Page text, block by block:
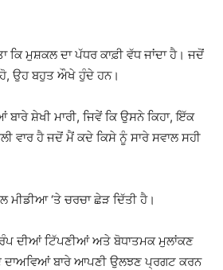
ਕਿ ਮੁਸ਼ਕਲ ਦਾ ਪੱਧਰ ਕਾਫ਼ੀ ਵੱਧ ਜਾਂਦਾ ਹੈ। ਜਦੋਂ
ਉਹ ਬਹੁਤ ਔਖੇ ਹੁੰਦੇ ਹਨ।
ਸ਼ੇਖੀ ਮਾਰੀ, ਜਿਵੇਂ ਕਿ ਉਸਨੇ ਕਿਹਾ, ਇੱਕ
ਵਾਰ ਹੈ ਜਦੋਂ ਮੈਂ ਕਦੇ ਕਿਸੇ ਨੂੰ ਸਾਰੇ ਸਵਾਲ ਸਹੀ
ਮੀਡੀਆ ‘ਤੇ ਚਰਚਾ ਛੇੜ ਦਿੱਤੀ ਹੈ।
ਦੀਆਂ ਟਿੱਪਣੀਆਂ ਅਤੇ ਬੋਧਾਤਮਕ ਮੁਲਾਂਕਣ
ਦਾਅਵਿਆਂ ਬਾਰੇ ਆਪਣੀ ਉਲਝਣ ਪ੍ਰਗਟ ਕਰਨ